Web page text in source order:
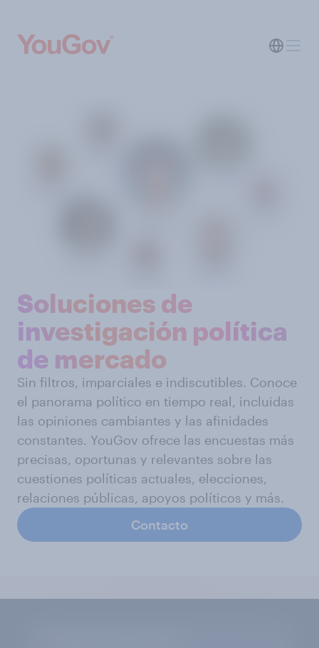
Soluciones de
investigación política
de mercado
Sin filtros, imparciales e indiscutibles. Conoce
el panorama político en tiempo real, incluidas
las opiniones cambiantes y las afinidades
constantes. YouGov ofrece las encuestas más
precisas, oportunas y relevantes sobre las
cuestiones políticas actuales, elecciones,
relaciones públicas, apoyos políticos y más.
Contacto